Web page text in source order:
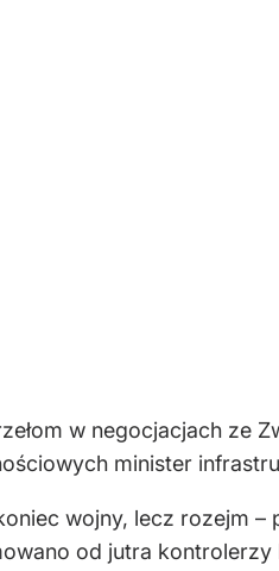
w negocjacjach ze
minister
wojny, lecz rozejm
od jutra kontrolerzy